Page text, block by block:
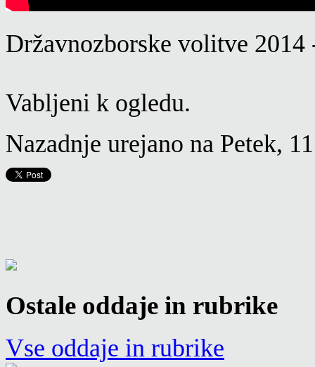
Državnozborske volitve 2014
Vabljeni k ogledu.
Nazadnje urejano na Petek,
Ostale oddaje in rubrike
Vse oddaje in rubrike